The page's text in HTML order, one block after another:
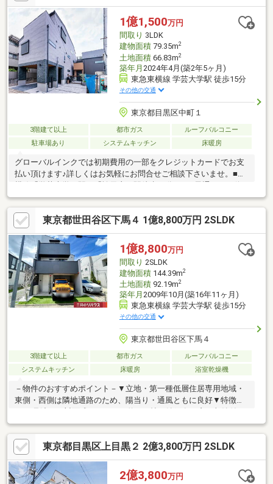
1億1,500万円
間取り 3LDK
建物面積79.35m2
土地面積66.83m2
築年月 2024年4月(築2年5ヶ月)
東急東横線 学芸大学駅 徒歩15分
その他の交通
東京都目黒区中町１
3階建て以上 都市ガス
ルーフバルコニー
駐車場あり
システムキッチン 床暖房
グローバルインクでは初期費用の一部をクレジットカードでお支
払い頂けます♪詳しくはお気軽にお問合せご相談下さいませ。■東
まで徒歩3分で「目黒」駅へバス10分。■緑豊かな油面公園が徒歩
4分の閑静な邸宅街に所在。■LDKは15帖以上のゆったりサイズ。
■家事動線良好で会話も弾むL字型対面式キッチンを採用。■大型
玄関はバギーなどを置いてもゆとりがあり、豊富な収納で家中す
っきり片付きます。■駐車場付で車をお持ちの方にオススメで
す。【無料】お車送迎サービスを実施しております。
東京都世田谷区下馬４ 1億8,800万円 2SLDK
1億8,800万円
間取り 2SLDK
建物面積144.39m2
土地面積92.19m2
築年月 2009年10月(築16年11ヶ月)
東急東横線 学芸大学駅 徒歩15分
その他の交通
東京都世田谷区下馬４
3階建て以上 都市ガス
ルーフバルコニー
システムキッチン
床暖房 浴室乾燥機
－物件のおすすめポイント－▼立地・第一種低層住居専用地域・
東側・西側は隣地通路のため、陽当り・通風ともに良好▼特徴・
多目的に活用可能・ホテルライクなダブルボウル洗面台・周囲を
見渡せるルーフバルコニー(天候による)・駐車スペース有(車種に
よる)▼設備・床暖房(LD)・食洗機／浄水器▼2025年内外装リフォ
ーム履歴【張替】クロス、フロアタイル【その他】トイレ交換、
外壁塗装・高圧洗浄 他■ ご希望の住まい探しをお手伝いします
━━━━━・・・物件の詳細・ご相談はお気軽にお問い合わせく
東京都目黒区上目黒２ 2億3,800万円 2SLDK
2億3,800万円